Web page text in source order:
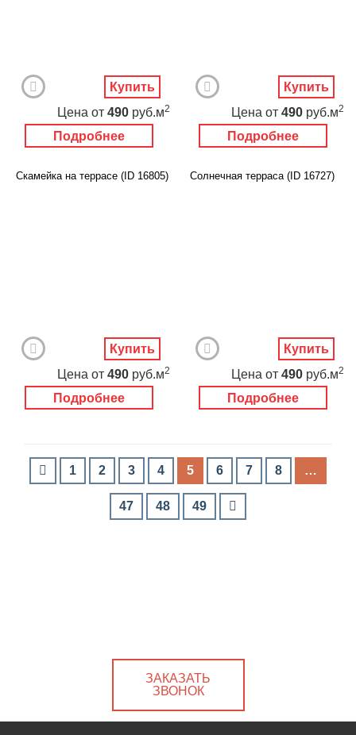
Подробнее
Цена от 490 руб.м2
Купить
Подробнее
Цена от 490 руб.м2
Купить
Скамейка на террасе (ID 16805)
Подробнее
Цена от 490 руб.м2
Купить
Солнечная терраса (ID 16727)
Подробнее
Цена от 490 руб.м2
Купить
1 2 3 4 5 6 7 8 …
47 48 49
ЗАКАЗАТЬ
ЗВОНОК